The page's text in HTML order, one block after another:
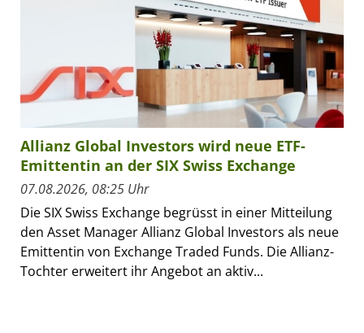
Allianz Global Investors wird neue ETF-
Emittentin an der SIX Swiss Exchange
07.08.2026, 08:25 Uhr
Die SIX Swiss Exchange begrüsst in einer Mitteilung
den Asset Manager Allianz Global Investors als neue
Emittentin von Exchange Traded Funds. Die Allianz-
Tochter erweitert ihr Angebot an aktiv...